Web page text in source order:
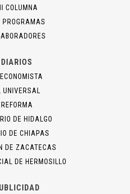
COLUMNA
PROGRAMAS
DIARIOS
UNIVERSAL
REFORMA
DE HIDALGO
DE CHIAPAS
DE ZACATECAS
DE HERMOSILLO